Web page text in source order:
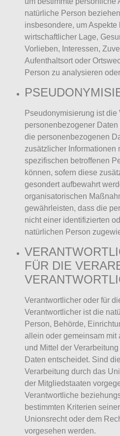
natürliche Person
insbesondere, um
wirtschaftlicher Lage,
Vorlieben, Interessen,
Aufenthaltsort oder
Person zu analysieren
Pseudonymisierung ist die
personenbezogener
die personenbezogenen
zusätzlicher Informationen
spezifischen betroffenen
können, sofern diese
gesondert aufbewahrt
organisatorischen
gewährleisten, dass die
nicht einer identifizierten
natürlichen Person
FÜR DIE
Verantwortlicher oder für
Verantwortlicher ist die
Person, Behörde,
allein oder gemeinsam mit
und Mittel der
Daten entscheidet. Sind
Verarbeitung durch das
der Mitgliedstaaten
Verantwortliche
bestimmten Kriterien
Unionsrecht oder dem
vorgesehen werden.